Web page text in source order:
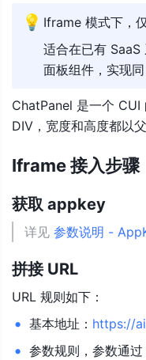
💡 Iframe 模式下，
适合在已有
面板组件，实现
ChatPanel 是一个 CUI
DIV，宽度和高度都以父
Iframe 接入步骤
获取 appkey
详见 参数说明 -
拼接 URL
URL 规则如下：
基本地址： https://
参数规则，参数通